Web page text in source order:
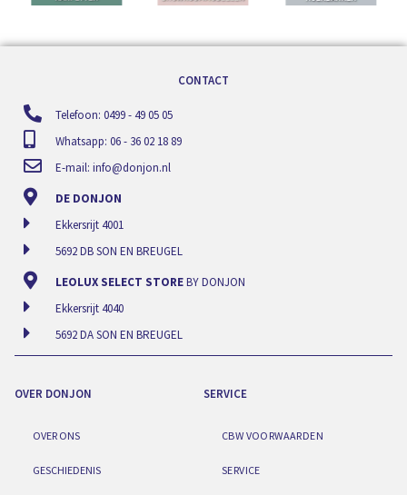
CONTACT
Telefoon: 0499 - 49 05 05
Whatsapp: 06 - 36 02 18 89
E-mail: info@donjon.nl
DE DONJON
Ekkersrijt 4001
5692 DB SON EN BREUGEL
LEOLUX SELECT STOREBY DONJON
Ekkersrijt 4040
5692 DA SON EN BREUGEL
OVER DONJON
OVER ONS
GESCHIEDENIS
SERVICE
CBW VOORWAARDEN
SERVICE